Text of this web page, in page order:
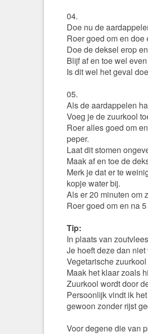
04.
Doe nu de
Roer goed om en
Doe de deksel erop
Blijf af en toe wel
Is dit wel het geval
05.
Als de aardappelen
Voeg je de zuurkool
Roer alles goed om
peper.
Laat dit stomen
Maak af en toe de
Merk je dat er te
kopje water bij.
Als er 20 minuten om
Roer goed om en na
Tip:
In plaats van
Je hoeft deze dan niet
Vegetarische
Maak het klaar zoals
Zuurkool wordt door
Persoonlijk vindt ik
gewoon zonder rijst
Voor degene die van